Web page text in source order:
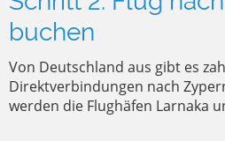
buchen
Von Deutschland aus gibt es
Direktverbindungen nach
werden die Flughäfen Larnaka